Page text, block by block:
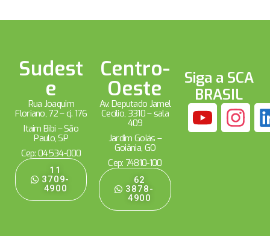
Sudest
e
Rua Joaquim
Floriano, 72 – cj. 176
Itaim Bibi – São
Paulo, SP
Cep: 04534-000
11
3709-
4900
Centro-
Oeste
Av. Deputado Jamel
Cecílio, 3310 – sala
409
Jardim Goiás –
Goiânia, GO
Cep: 74810-100
62
3878-
4900
Siga a SCA
BRASIL